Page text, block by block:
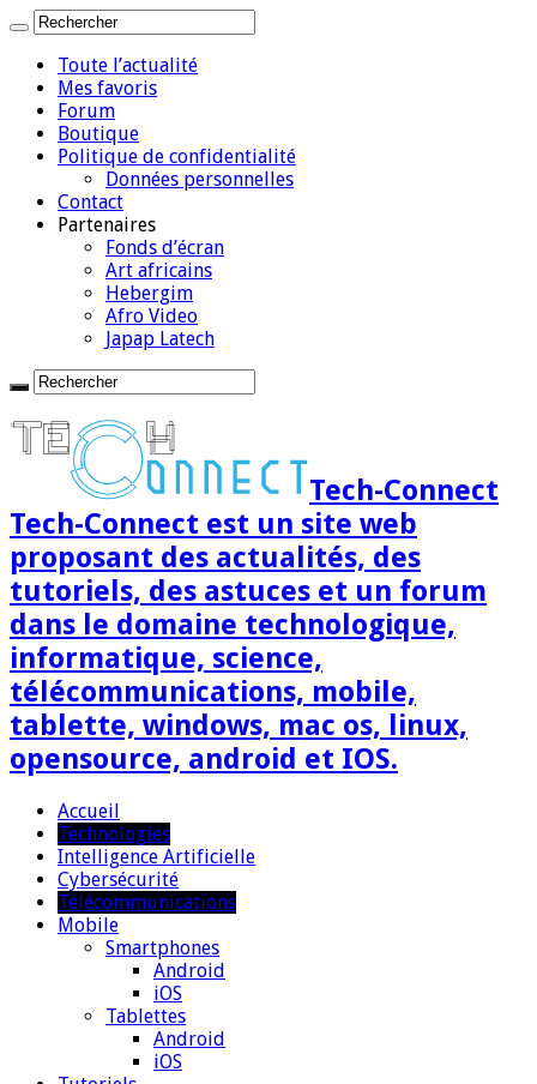
Toute l’actualité
Mes favoris
Forum
Boutique
Politique de confidentialité
Données personnelles
Contact
Partenaires
Fonds d’écran
Art africains
Hebergim
Afro Video
Japap Latech
Tech-Connect
Tech-Connect est un site web
proposant des actualités, des
tutoriels, des astuces et un forum
dans le domaine technologique,
informatique, science,
télécommunications, mobile,
tablette, windows, mac os, linux,
opensource, android et IOS.
Accueil
Technologies
Intelligence Artificielle
Cybersécurité
Télécommunications
Mobile
Smartphones
Android
iOS
Tablettes
Android
iOS